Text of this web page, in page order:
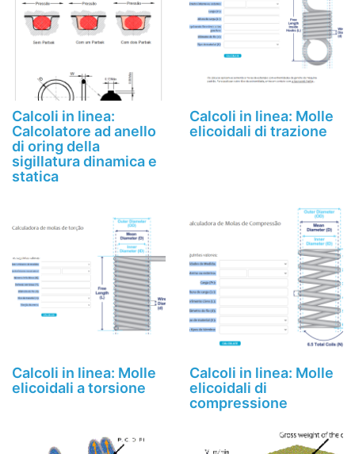
Calcoli in linea:
Calcolatore ad anello
di oring della
sigillatura dinamica e
statica
Calcoli in linea: Molle
elicoidali di trazione
Calcoli in linea: Molle
elicoidali a torsione
Calcoli in linea: Molle
elicoidali di
compressione